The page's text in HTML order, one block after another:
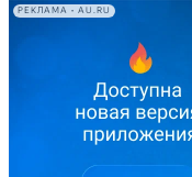
РЕКЛАМА • AU.RU